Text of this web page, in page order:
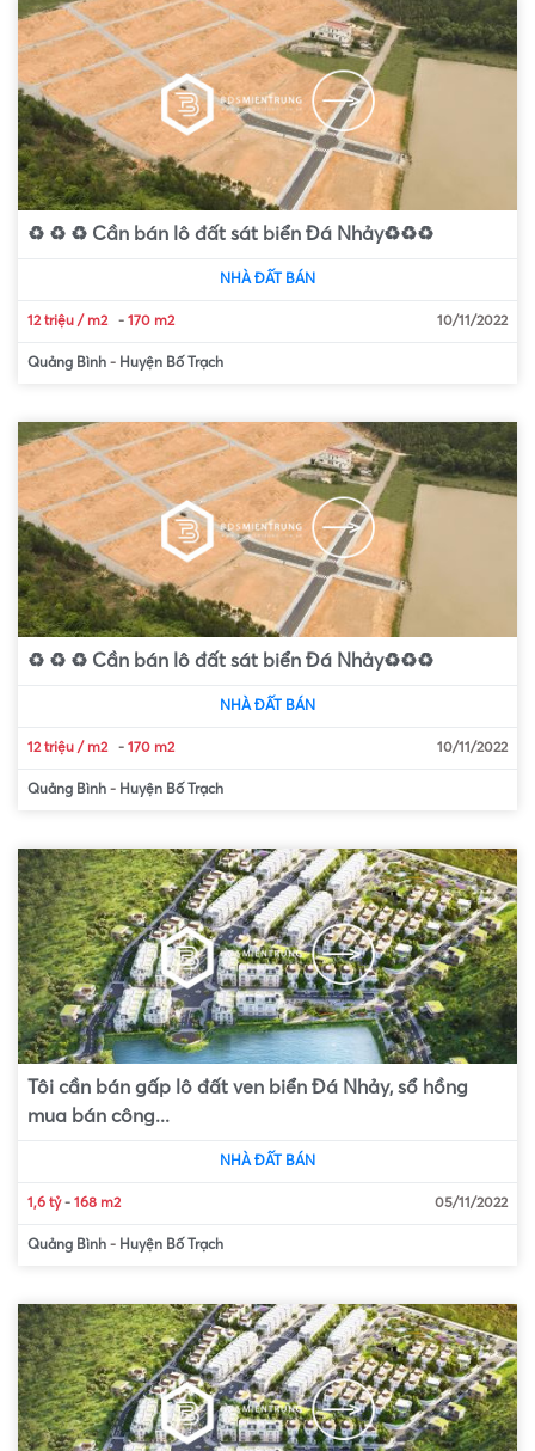
♻️ ♻️ ♻️ Cần bán lô đất sát biển Đá Nhảy♻️♻️♻️
NHÀ ĐẤT BÁN
12 triệu / m2 - 170 m2 10/11/2022
Quảng Bình - Huyện Bố Trạch
♻️ ♻️ ♻️ Cần bán lô đất sát biển Đá Nhảy♻️♻️♻️
NHÀ ĐẤT BÁN
12 triệu / m2 - 170 m2 10/11/2022
Quảng Bình - Huyện Bố Trạch
Tôi cần bán gấp lô đất ven biển Đá Nhảy, sổ hồng
mua bán công...
NHÀ ĐẤT BÁN
1,6 tỷ- 168 m2 05/11/2022
Quảng Bình - Huyện Bố Trạch